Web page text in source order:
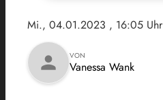
Mi., 04.01.2023 , 16:05 Uhr
person VON
Vanessa Wank